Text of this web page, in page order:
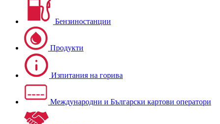
Бензиностанции
Продукти
Изпитания на горива
Международни и Български картови оператори